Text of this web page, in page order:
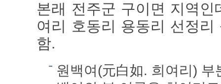
본래 전주군 구이면 지역
여리 호동리 용동리 선정
함.
원백여(元白如. 희여리)